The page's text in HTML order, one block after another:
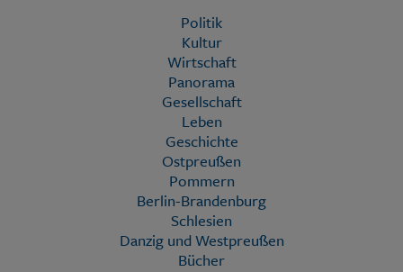
Politik
Kultur
Wirtschaft
Panorama
Gesellschaft
Leben
Geschichte
Ostpreußen
Pommern
Berlin-Brandenburg
Schlesien
Danzig und Westpreußen
Bücher